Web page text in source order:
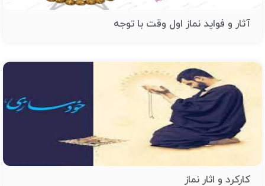
آثار و فواید نماز اول وقت با توجه
کارکرد و اثار نماز